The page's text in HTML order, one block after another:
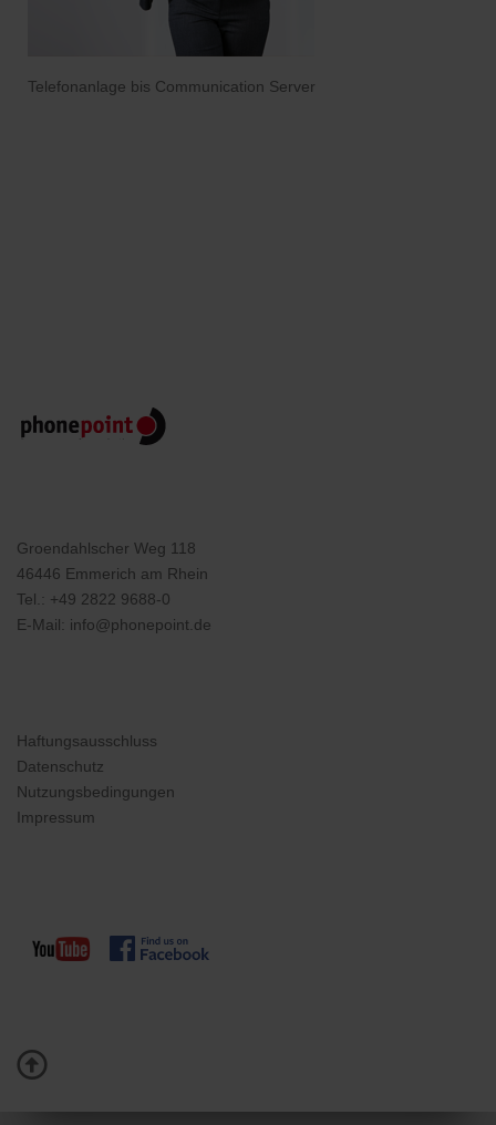
Telefonanlage bis Communication Server
Groendahlscher Weg 118
46446 Emmerich am Rhein
Tel.: +49 2822 9688-0
E-Mail: info@phonepoint.de
Haftungsausschluss
Datenschutz
Nutzungsbedingungen
Impressum